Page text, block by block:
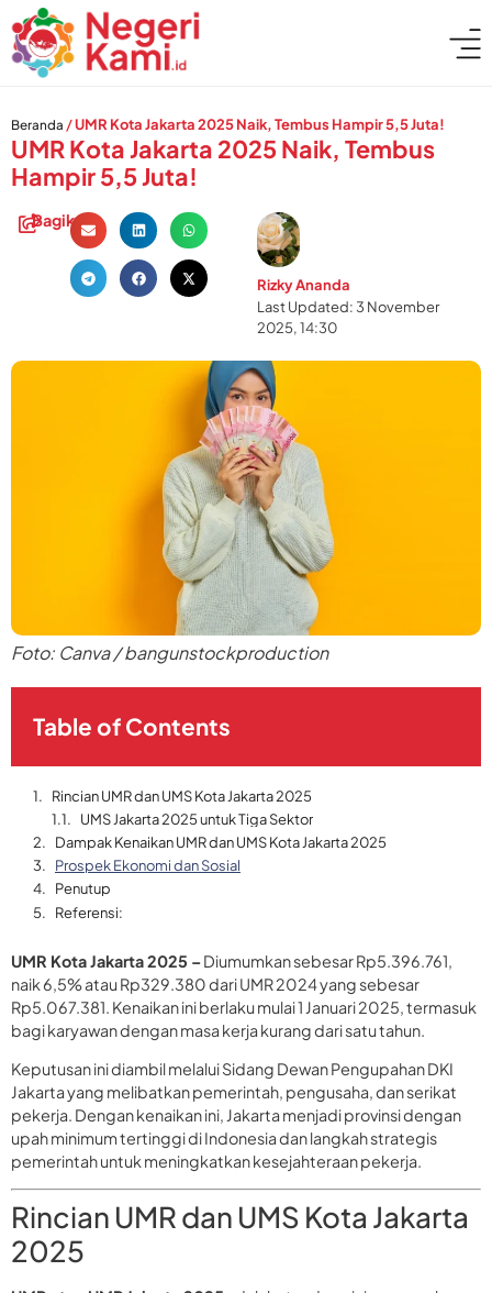
Beranda /UMR Kota Jakarta 2025 Naik, Tembus Hampir 5,5 Juta!
UMR Kota Jakarta 2025 Naik, Tembus
Hampir 5,5 Juta!
Rizky Ananda
Last Updated: 3 November
2025, 14:30
Bagikan:
Foto: Canva / bangunstockproduction
Table of Contents
Rincian UMR dan UMS Kota Jakarta 2025
UMS Jakarta 2025 untuk Tiga Sektor
Dampak Kenaikan UMR dan UMS Kota Jakarta 2025
Prospek Ekonomi dan Sosial
Penutup
Referensi:
UMR Kota Jakarta 2025 –Diumumkan sebesar Rp5.396.761,
naik 6,5% atau Rp329.380 dari UMR 2024 yang sebesar
Rp5.067.381. Kenaikan ini berlaku mulai 1 Januari 2025, termasuk
bagi karyawan dengan masa kerja kurang dari satu tahun.
Keputusan ini diambil melalui Sidang Dewan Pengupahan DKI
Jakarta yang melibatkan pemerintah, pengusaha, dan serikat
pekerja. Dengan kenaikan ini, Jakarta menjadi provinsi dengan
upah minimum tertinggi di Indonesia dan langkah strategis
pemerintah untuk meningkatkan kesejahteraan pekerja.
Rincian UMR dan UMS Kota Jakarta
2025